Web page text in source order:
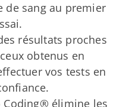
de sang au premier
résultats proches
obtenus en
vos tests en
Coding® élimine les